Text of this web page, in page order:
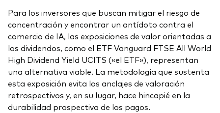
Para los inversores que buscan mitigar el riesgo de
concentración y encontrar un antídoto contra el
comercio de IA, las exposiciones de valor orientadas a
los dividendos, como el ETF Vanguard FTSE All World
High Dividend Yield UCITS («el ETF»), representan
una alternativa viable. La metodología que sustenta
esta exposición evita los anclajes de valoración
retrospectivos y, en su lugar, hace hincapié en la
durabilidad prospectiva de los pagos.